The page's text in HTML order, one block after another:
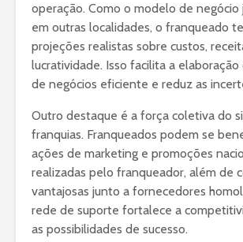
operação. Como o modelo de
em outras localidades, o franqueado
projeções realistas sobre custos,
lucratividade. Isso facilita a
de negócios eficiente e reduz as
Outro destaque é a força coletiva do
franquias. Franqueados podem se
ações de marketing e promoções
realizadas pelo franqueador, além de
vantajosas junto a fornecedores
rede de suporte fortalece a
as possibilidades de sucesso.